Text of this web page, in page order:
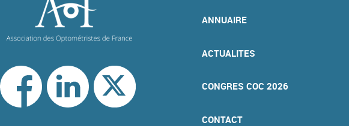
ANNUAIRE
ACTUALITES
CONGRES COC 2026
CONTACT